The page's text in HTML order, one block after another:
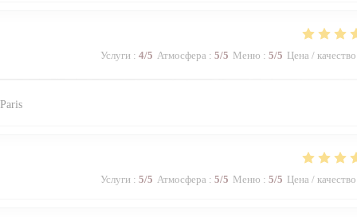
Услуги : 4/5 Атмосфера : 5/5 Меню : 5/5 Цена / качество
Услуги : 5/5 Атмосфера : 5/5 Меню : 5/5 Цена / качество